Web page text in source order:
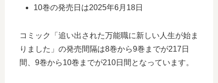
10巻の発売日は2025年6月18日
コミック「追い出された万能職に新しい人生が始ま
りました」の発売間隔は8巻から9巻までが217日
間、9巻から10巻までが210日間となっています。